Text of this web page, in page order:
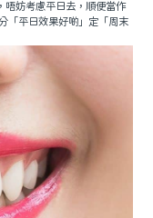
唔妨考慮平日去，順便當作
「平日效果好啲」定「周末